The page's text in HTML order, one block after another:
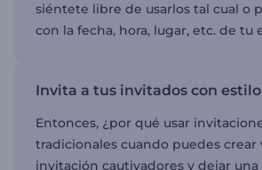
siéntete libre de usarlos tal cual o
con la fecha, hora, lugar, etc. de tu
Invita a tus invitados con estilo
Entonces, ¿por qué usar
tradicionales cuando puedes crear
invitación cautivadores y dejar